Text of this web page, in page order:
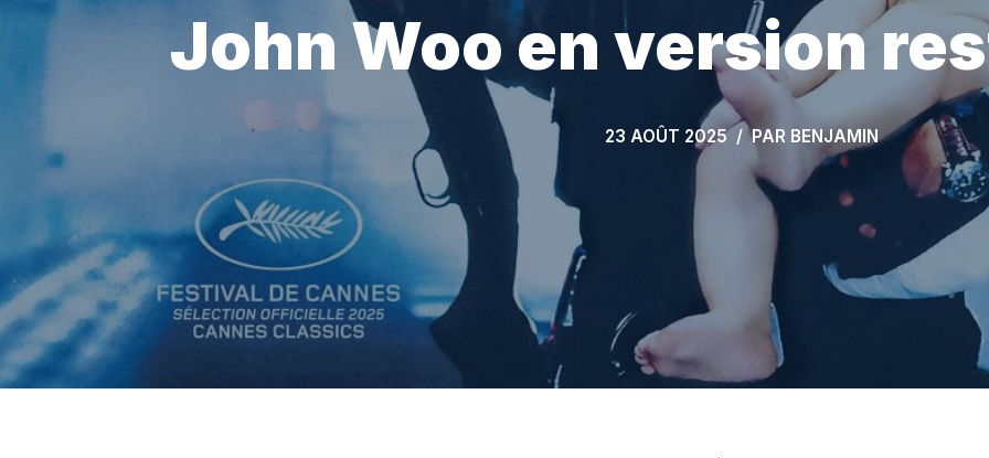
John Woo en version
23 AOÛT 2025 PAR BENJAMIN